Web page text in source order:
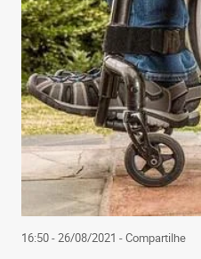
16:50 - 26/08/2021 - Compartilhe